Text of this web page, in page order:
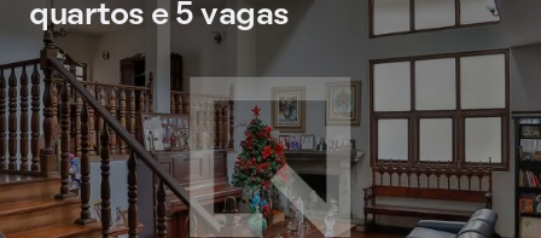
quartos e 5 vagas